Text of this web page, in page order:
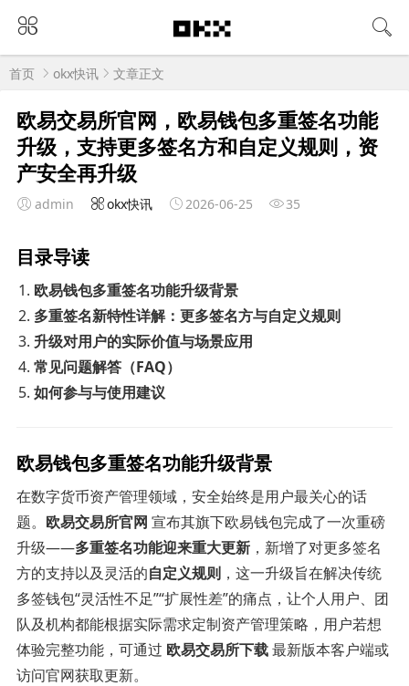
首页 okx快讯 文章正文
欧易交易所官网，欧易钱包多重签名功能
升级，支持更多签名方和自定义规则，资
产安全再升级
admin okx快讯 2026-06-25 35
目录导读
欧易钱包多重签名功能升级背景
多重签名新特性详解：更多签名方与自定义规则
升级对用户的实际价值与场景应用
常见问题解答（FAQ）
如何参与与使用建议
欧易钱包多重签名功能升级背景
在数字货币资产管理领域，安全始终是用户最关心的话
题。 欧易交易所官网 宣布其旗下欧易钱包完成了一次重磅
升级——多重签名功能迎来重大更新，新增了对更多签名
方的支持以及灵活的自定义规则，这一升级旨在解决传统
多签钱包“灵活性不足”“扩展性差”的痛点，让个人用户、团
队及机构都能根据实际需求定制资产管理策略，用户若想
体验完整功能，可通过 欧易交易所下载最新版本客户端或
访问官网获取更新。